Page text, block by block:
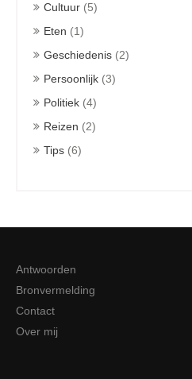
Cultuur (5)
Eten (1)
Geschiedenis (2)
Persoonlijk (3)
Politiek (4)
Reizen (2)
Tips (6)
Antwoorden
Bronvermelding
Contact
Over mij